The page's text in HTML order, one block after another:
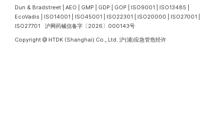
Dun & Bradstreet | AEO | GMP | GDP | GOP | ISO9001 | ISO13485 |
EcoVadis | ISO14001 | ISO45001 | ISO22301 | ISO20000 | ISO27001 |
ISO27701 沪网药械信备字〔2026〕000143号
Copyright @ HTDK (Shanghai) Co., Ltd. 沪(浦)应急管危经许
拒绝
拒绝 接受
接受